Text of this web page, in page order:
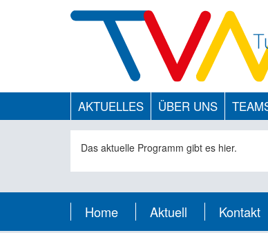
AKTUELLES ÜBER UNS
Das aktuelle Programm gibt es hier.
Home Aktuell Kontakt